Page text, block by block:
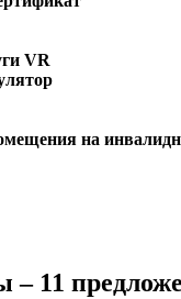
VR
на
– 11